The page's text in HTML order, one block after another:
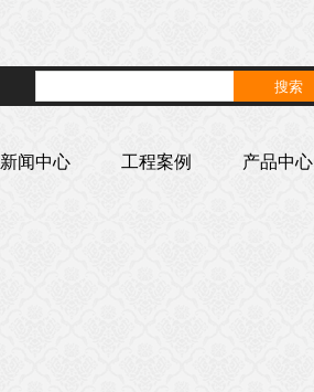
产品中心
工程案例
新闻中心